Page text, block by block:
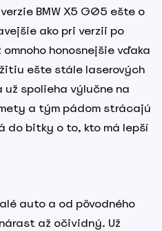
BMW X5 G05 ešte o
ako pri verzii po
honosnejšie vďaka
ešte stále laserových
už spolieha výlučne na
a tým pádom strácajú
do bitky o to, kto má lepší
auto a od pôvodného
až očividný. Už